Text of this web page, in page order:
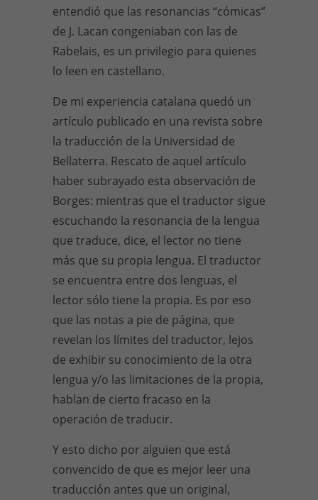
entendió que las resonancias “cómicas”
de J. Lacan congeniaban con las de
Rabelais, es un privilegio para quienes
lo leen en castellano.
De mi experiencia catalana quedó un
artículo publicado en una revista sobre
la traducción de la Universidad de
Bellaterra. Rescato de aquel artículo
haber subrayado esta observación de
Borges: mientras que el traductor sigue
escuchando la resonancia de la lengua
que traduce, dice, el lector no tiene
más que su propia lengua. El traductor
se encuentra entre dos lenguas, el
lector sólo tiene la propia. Es por eso
que las notas a pie de página, que
revelan los límites del traductor, lejos
de exhibir su conocimiento de la otra
lengua y/o las limitaciones de la propia,
hablan de cierto fracaso en la
operación de traducir.
Y esto dicho por alguien que está
convencido de que es mejor leer una
traducción antes que un original,